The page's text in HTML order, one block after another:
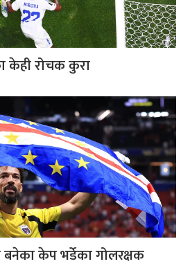
केही रोचक कुरा
बनेका केप भर्डेका गोलरक्षक